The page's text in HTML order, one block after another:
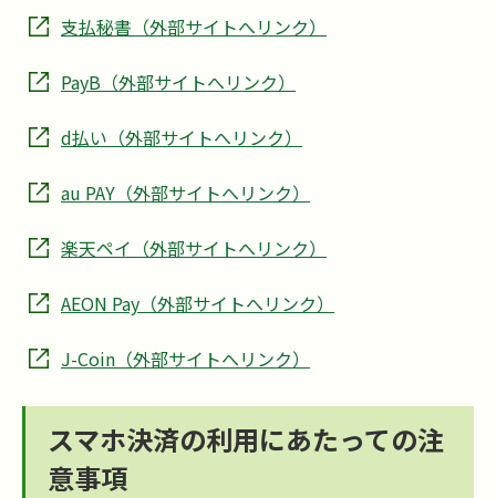
支払秘書（外部サイトへリンク）
PayB（外部サイトへリンク）
d払い（外部サイトへリンク）
au PAY（外部サイトへリンク）
楽天ペイ（外部サイトへリンク）
AEON Pay（外部サイトへリンク）
J-Coin（外部サイトへリンク）
スマホ決済の利用にあたっての注
意事項